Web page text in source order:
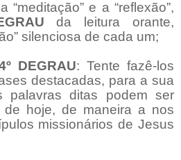
e a “reflexão”,
da leitura orante,
silenciosa de cada um;
DEGRAU: Tente fazê-los
destacadas, para a sua
palavras ditas podem ser
hoje, de maneira a nos
missionários de Jesus